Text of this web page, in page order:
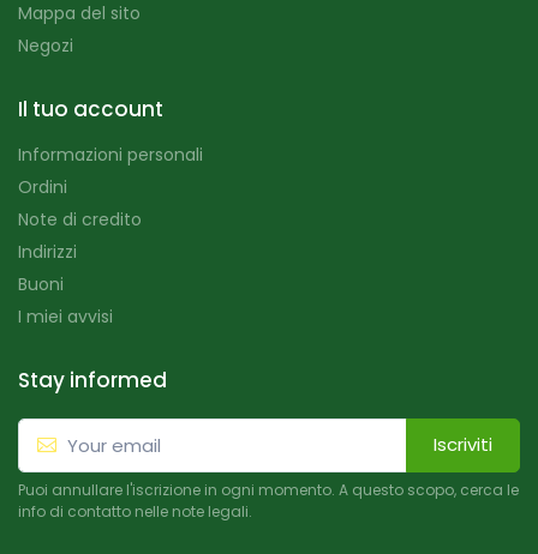
Mappa del sito
Negozi
Il tuo account
Informazioni personali
Ordini
Note di credito
Indirizzi
Buoni
I miei avvisi
Stay informed
Iscriviti
Puoi annullare l'iscrizione in ogni momento. A questo scopo, cerca le
info di contatto nelle note legali.